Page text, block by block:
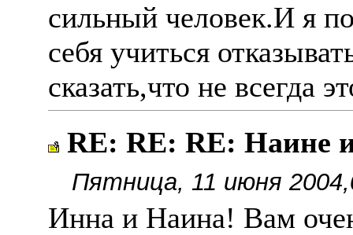
сильный человек.И я
себя учиться
сказать,что не всегда
RE: RE: RE: Наине
Пятница, 11 июня
Инна и Наина! Вам